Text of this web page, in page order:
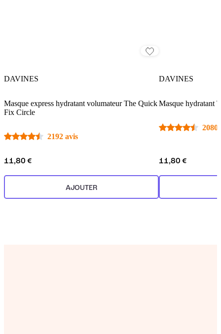
DAVINES
Masque express hydratant volumateur The Quick
Fix Circle
2192 avis
11,80 €
AJOUTER
DAVINES
Masque hydratant
2080
11,80 €